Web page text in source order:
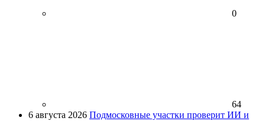
0
64
6 августа 2026 Подмосковные участки проверит ИИ и